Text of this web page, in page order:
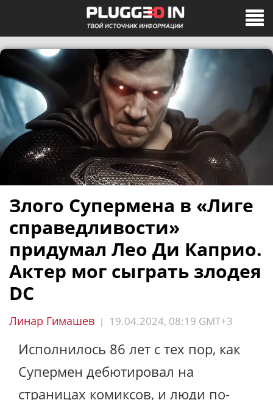
Злого Супермена в «Лиге
справедливости»
придумал Лео Ди Каприо.
Актер мог сыграть злодея
DC
Линар Гимашев | 19.04.2024, 08:19 GMT+3
Исполнилось 86 лет с тех пор, как
Супермен дебютировал на
страницах комиксов, и люди по-